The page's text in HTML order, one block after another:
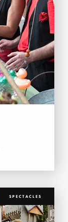
SPECTACLES